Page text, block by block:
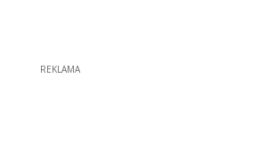
REKLAMA